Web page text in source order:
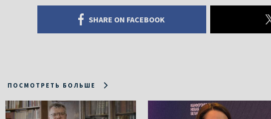
SHARE ON FACEBOOK
ПОСМОТРЕТЬ БОЛЬШЕ